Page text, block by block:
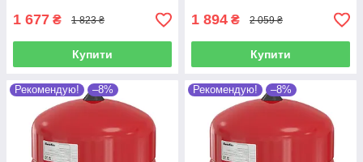
1 677 ₴ 1 823 ₴
Купити
1 894 ₴ 2 059 ₴
Купити
Рекомендую! –8% Рекомендую! –8%